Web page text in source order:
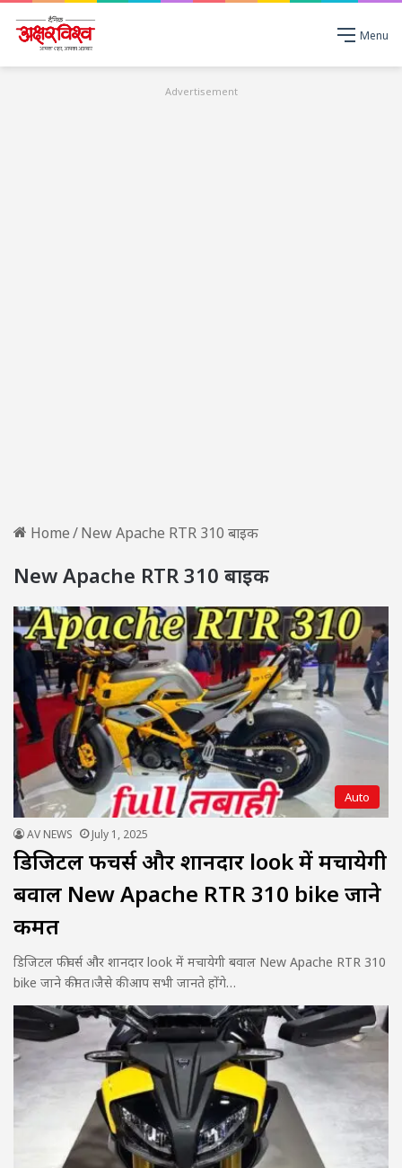
Menu
Advertisement
Home/New Apache RTR 310 बाइक
New Apache RTR 310 बाइक
Auto
AV NEWS July 1, 2025
डिजिटल फीचर्स और शानदार look में मचायेगी
बवाल New Apache RTR 310 bike जाने
कीमत
डिजिटल फीचर्स और शानदार look में मचायेगी बवाल New Apache RTR 310
bike जाने कीमत।जैसे की आप सभी जानते होंगे…